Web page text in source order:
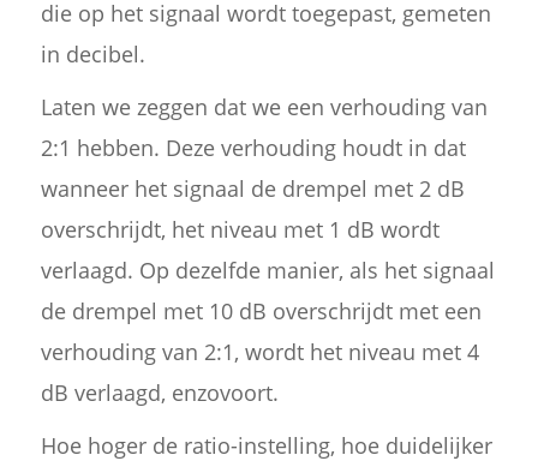
die op het signaal wordt toegepast, gemeten
in decibel.
Laten we zeggen dat we een verhouding van
2:1 hebben. Deze verhouding houdt in dat
wanneer het signaal de drempel met 2 dB
overschrijdt, het niveau met 1 dB wordt
verlaagd. Op dezelfde manier, als het signaal
de drempel met 10 dB overschrijdt met een
verhouding van 2:1, wordt het niveau met 4
dB verlaagd, enzovoort.
Hoe hoger de ratio-instelling, hoe duidelijker